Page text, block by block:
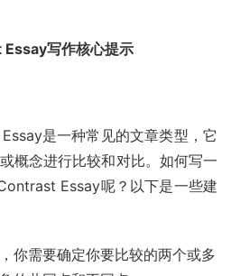
写作核心提示
是一种常见的文章类型，它
概念进行比较和对比。如何写一
Essay呢？以下是一些建
你需要确定你要比较的两个或多